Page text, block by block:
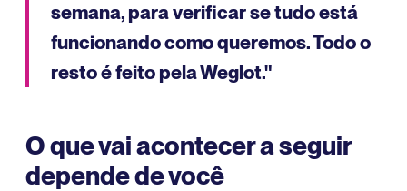
semana, para verificar se tudo está
funcionando como queremos. Todo o
resto é feito pela Weglot."
O que vai acontecer a seguir
depende de você